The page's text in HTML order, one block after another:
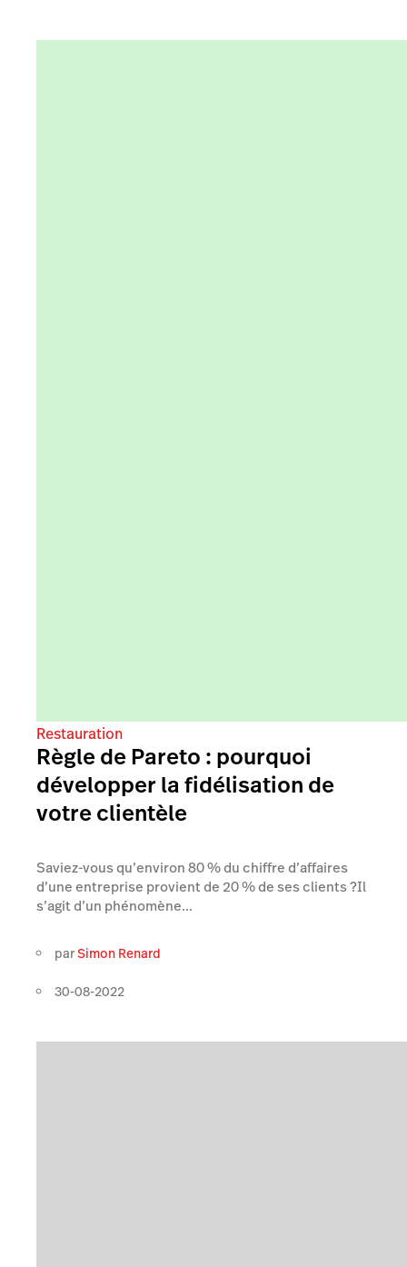
Restauration
Règle de Pareto : pourquoi
développer la fidélisation de
votre clientèle
Saviez-vous qu’environ 80 % du chiffre d’affaires
d’une entreprise provient de 20 % de ses clients ?Il
s’agit d’un phénomène...
parSimon Renard
30-08-2022